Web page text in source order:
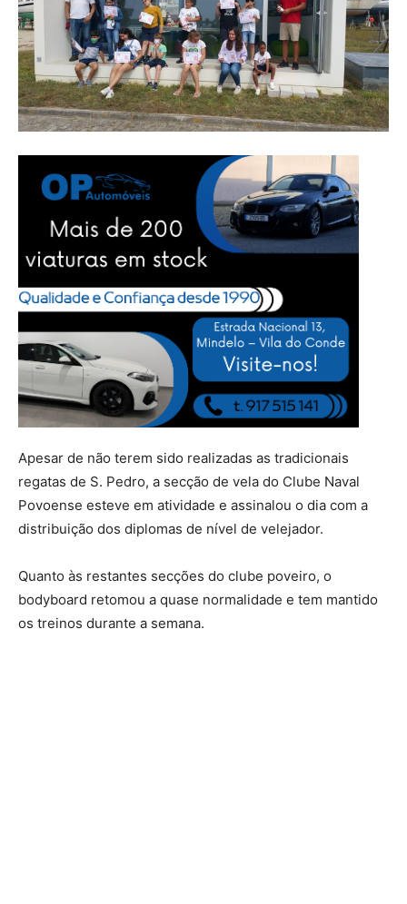
Apesar de não terem sido realizadas as tradicionais
regatas de S. Pedro, a secção de vela do Clube Naval
Povoense esteve em atividade e assinalou o dia com a
distribuição dos diplomas de nível de velejador.
Quanto às restantes secções do clube poveiro, o
bodyboard retomou a quase normalidade e tem mantido
os treinos durante a semana.